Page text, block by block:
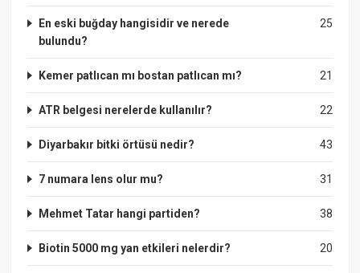
25
En eski buğday hangisidir ve nerede
bulundu?
21
Kemer patlıcan mı bostan patlıcan mı?
22
ATR belgesi nerelerde kullanılır?
43
Diyarbakır bitki örtüsü nedir?
31
7 numara lens olur mu?
38
Mehmet Tatar hangi partiden?
20
Biotin 5000 mg yan etkileri nelerdir?